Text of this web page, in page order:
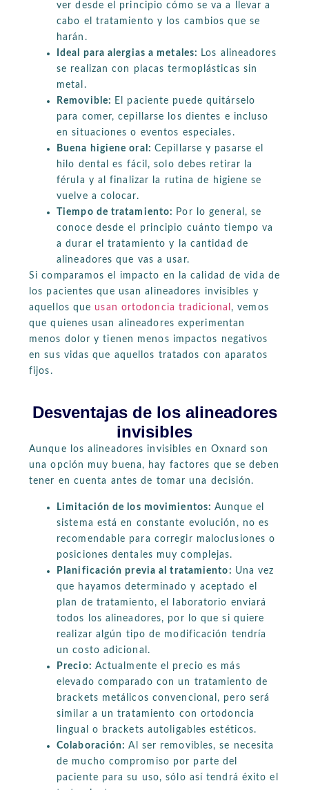
ver desde el principio cómo se va a llevar a
cabo el tratamiento y los cambios que se
harán.
Ideal para alergias a metales: Los alineadores
se realizan con placas termoplásticas sin
metal.
Removible: El paciente puede quitárselo
para comer, cepillarse los dientes e incluso
en situaciones o eventos especiales.
Buena higiene oral: Cepillarse y pasarse el
hilo dental es fácil, solo debes retirar la
férula y al finalizar la rutina de higiene se
vuelve a colocar.
Tiempo de tratamiento: Por lo general, se
conoce desde el principio cuánto tiempo va
a durar el tratamiento y la cantidad de
alineadores que vas a usar.
Si comparamos el impacto en la calidad de vida de
los pacientes que usan alineadores invisibles y
aquellos que usan ortodoncia tradicional, vemos
que quienes usan alineadores experimentan
menos dolor y tienen menos impactos negativos
en sus vidas que aquellos tratados con aparatos
fijos.
Desventajas de los alineadores
invisibles
Aunque los alineadores invisibles en Oxnard son
una opción muy buena, hay factores que se deben
tener en cuenta antes de tomar una decisión.
Limitación de los movimientos:Aunque el
sistema está en constante evolución, no es
recomendable para corregir maloclusiones o
posiciones dentales muy complejas.
Planificación previa al tratamiento: Una vez
que hayamos determinado y aceptado el
plan de tratamiento, el laboratorio enviará
todos los alineadores, por lo que si quiere
realizar algún tipo de modificación tendría
un costo adicional.
Precio: Actualmente el precio es más
elevado comparado con un tratamiento de
brackets metálicos convencional, pero será
similar a un tratamiento con ortodoncia
lingual o brackets autoligables estéticos.
Colaboración:Al ser removibles, se necesita
de mucho compromiso por parte del
paciente para su uso, sólo así tendrá éxito el